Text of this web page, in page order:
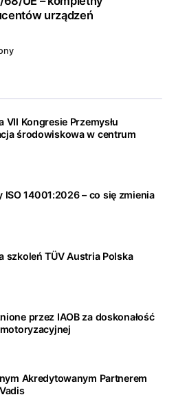
VII Kongresie Przemysłu
środowiskowa w centrum
14001:2026 – co się zmienia
szkoleń TÜV Austria Polska
przez IAOB za doskonałość
Akredytowanym Partnerem
urządzeń